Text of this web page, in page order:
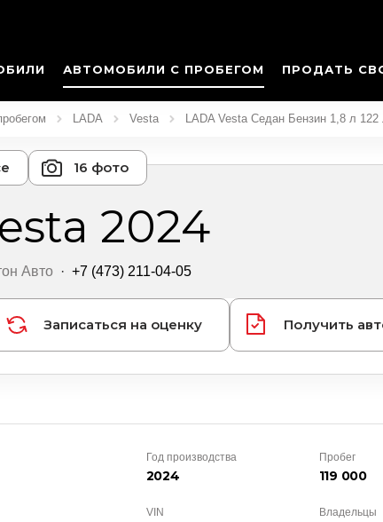
АВТОМОБИЛИ С ПРОБЕГОМ ПРОДАТЬ
LADA Vesta LADA Vesta Седан Бензин 1,8 л 122
16 фото
2024
Авто · +7 (473) 211-04-05
Записаться на оценку Получить
Год производства
2024
Пробег
119 000
VIN Владельцы